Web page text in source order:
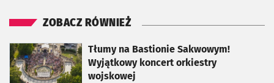
ZOBACZ RÓWNIEŻ
Tłumy na Bastionie Sakwowym!
Wyjątkowy koncert orkiestry
wojskowej
otworzy się w nowej karcie